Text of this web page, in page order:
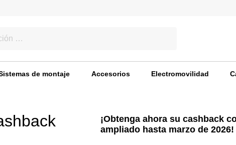
de montaje Accesorios Electromovilidad
¡Obtenga ahora su cashback
ampliado hasta marzo de 2026!